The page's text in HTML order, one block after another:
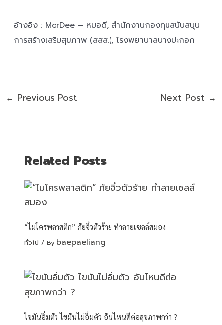
อ้างอิง : MorDee – หมอดี, สำนักงานกองทุนสนับสนุน
การสร้างเสริมสุขภาพ (สสส.), โรงพยาบาลบางปะกอก
← Previous Post Next Post →
Related Posts
“ไมโครพลาสติก” ภัยจิ๋วตัวร้าย ทำลายเซลล์สมอง
ทั่วไป / By baepaeliang
ไขมันอิ่มตัว ไขมันไม่อิ่มตัว อันไหนดีต่อสุขภาพกว่า ?